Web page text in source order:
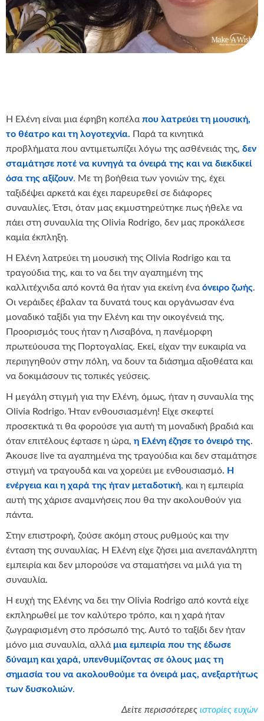
Η Ελένη είναι μια έφηβη κοπέλα που λατρεύει τη μουσική,
το θέατρο και τη λογοτεχνία. Παρά τα κινητικά
προβλήματα που αντιμετωπίζει λόγω της ασθένειάς της, δεν
σταμάτησε ποτέ να κυνηγά τα όνειρά της και να διεκδικεί
όσα της αξίζουν. Με τη βοήθεια των γονιών της, έχει
ταξιδέψει αρκετά και έχει παρευρεθεί σε διάφορες
συναυλίες. Έτσι, όταν μας εκμυστηρεύτηκε πως ήθελε να
πάει στη συναυλία της Olivia Rodrigo, δεν μας προκάλεσε
καμία έκπληξη.
Η Ελένη λατρεύει τη μουσική της Olivia Rodrigo και τα
τραγούδια της, και το να δει την αγαπημένη της
καλλιτέχνιδα από κοντά θα ήταν για εκείνη ένα όνειρο ζωής.
Οι νεράιδες έβαλαν τα δυνατά τους και οργάνωσαν ένα
μοναδικό ταξίδι για την Ελένη και την οικογένειά της.
Προορισμός τους ήταν η Λισαβόνα, η πανέμορφη
πρωτεύουσα της Πορτογαλίας. Εκεί, είχαν την ευκαιρία να
περιηγηθούν στην πόλη, να δουν τα διάσημα αξιοθέατα και
να δοκιμάσουν τις τοπικές γεύσεις.
Η μεγάλη στιγμή για την Ελένη, όμως, ήταν η συναυλία της
Olivia Rodrigo. Ήταν ενθουσιασμένη! Είχε σκεφτεί
προσεκτικά τι θα φορούσε για αυτή τη μοναδική βραδιά και
όταν επιτέλους έφτασε η ώρα, η Ελένη έζησε το όνειρό της.
Άκουσε live τα αγαπημένα της τραγούδια και δεν σταμάτησε
στιγμή να τραγουδά και να χορεύει με ενθουσιασμό. Η
ενέργεια και η χαρά της ήταν μεταδοτική, και η εμπειρία
αυτή της χάρισε αναμνήσεις που θα την ακολουθούν για
πάντα.
Στην επιστροφή, ζούσε ακόμη στους ρυθμούς και την
ένταση της συναυλίας. Η Ελένη είχε ζήσει μια ανεπανάληπτη
εμπειρία και δεν μπορούσε να σταματήσει να μιλά για τη
συναυλία.
Η ευχή της Ελένης να δει την Olivia Rodrigo από κοντά είχε
εκπληρωθεί με τον καλύτερο τρόπο, και η χαρά ήταν
ζωγραφισμένη στο πρόσωπό της. Αυτό το ταξίδι δεν ήταν
μόνο μια συναυλία, αλλά μια εμπειρία που της έδωσε
δύναμη και χαρά, υπενθυμίζοντας σε όλους μας τη
σημασία του να ακολουθούμε τα όνειρά μας, ανεξαρτήτως
των δυσκολιών.
Δείτε περισσότερες ιστορίες ευχών